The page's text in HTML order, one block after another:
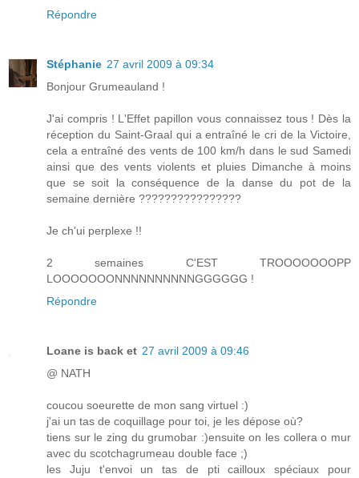
Répondre
Stéphanie 27 avril 2009 à 09:34
Bonjour Grumeauland !
J'ai compris ! L'Effet papillon vous connaissez tous ! Dès la
réception du Saint-Graal qui a entraîné le cri de la Victoire,
cela a entraîné des vents de 100 km/h dans le sud Samedi
ainsi que des vents violents et pluies Dimanche à moins
que se soit la conséquence de la danse du pot de la
semaine dernière ????????????????
Je ch'ui perplexe !!
2 semaines C'EST TROOOOOOOPP
LOOOOOOONNNNNNNNNNGGGGGG !
Répondre
Loane is back et 27 avril 2009 à 09:46
@ NATH
coucou soeurette de mon sang virtuel :)
j'ai un tas de coquillage pour toi, je les dépose où?
tiens sur le zing du grumobar :)ensuite on les collera o mur
avec du scotchagrumeau double face ;)
les Juju t'envoi un tas de pti cailloux spéciaux pour